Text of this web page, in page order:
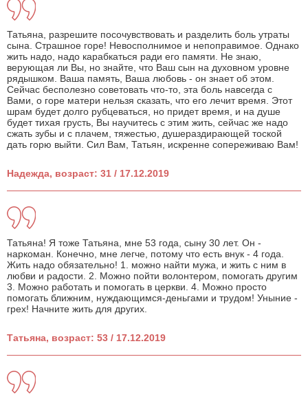
Татьяна, разрешите посочувствовать и разделить боль утраты
сына. Страшное горе! Невосполнимое и непоправимое. Однако
жить надо, надо карабкаться ради его памяти. Не знаю,
верующая ли Вы, но знайте, что Ваш сын на духовном уровне
рядышком. Ваша память, Ваша любовь - он знает об этом.
Сейчас бесполезно советовать что-то, эта боль навсегда с
Вами, о горе матери нельзя сказать, что его лечит время. Этот
шрам будет долго рубцеваться, но придет время, и на душе
будет тихая грусть, Вы научитесь с этим жить, сейчас же надо
сжать зубы и с плачем, тяжестью, душераздирающей тоской
дать горю выйти. Сил Вам, Татьян, искренне сопереживаю Вам!
Надежда, возраст: 31 / 17.12.2019
Татьяна! Я тоже Татьяна, мне 53 года, сыну 30 лет. Он -
наркоман. Конечно, мне легче, потому что есть внук - 4 года.
Жить надо обязательно! 1. можно найти мужа, и жить с ним в
любви и радости. 2. Можно пойти волонтером, помогать другим
3. Можно работать и помогать в церкви. 4. Можно просто
помогать ближним, нуждающимся-деньгами и трудом! Уныние -
грех! Начните жить для других.
Татьяна, возраст: 53 / 17.12.2019